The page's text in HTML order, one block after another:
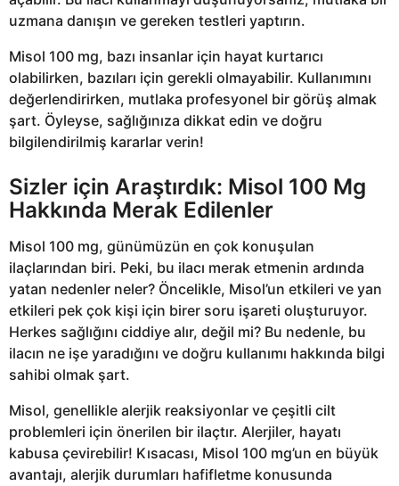
uzmana danışın ve gereken testleri yaptırın.
Misol 100 mg, bazı insanlar için hayat kurtarıcı
olabilirken, bazıları için gerekli olmayabilir. Kullanımını
değerlendirirken, mutlaka profesyonel bir görüş almak
şart. Öyleyse, sağlığınıza dikkat edin ve doğru
bilgilendirilmiş kararlar verin!
Sizler için Araştırdık: Misol 100 Mg
Hakkında Merak Edilenler
Misol 100 mg, günümüzün en çok konuşulan
ilaçlarından biri. Peki, bu ilacı merak etmenin ardında
yatan nedenler neler? Öncelikle, Misol’un etkileri ve yan
etkileri pek çok kişi için birer soru işareti oluşturuyor.
Herkes sağlığını ciddiye alır, değil mi? Bu nedenle, bu
ilacın ne işe yaradığını ve doğru kullanımı hakkında bilgi
sahibi olmak şart.
Misol, genellikle alerjik reaksiyonlar ve çeşitli cilt
problemleri için önerilen bir ilaçtır. Alerjiler, hayatı
kabusa çevirebilir! Kısacası, Misol 100 mg’un en büyük
avantajı, alerjik durumları hafifletme konusunda